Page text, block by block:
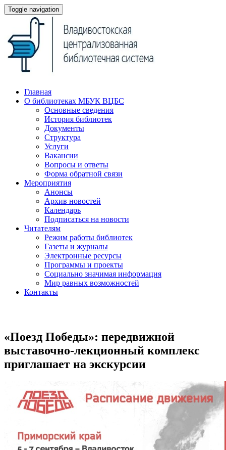
Toggle navigation
Главная
О библиотеках МБУК ВЦБС
Основные сведения
История библиотек
Документы
Структура
Услуги
Вакансии
Вопросы и ответы
Форма обратной связи
Мероприятия
Анонсы
Архив новостей
Календарь
Подписаться на новости
Читателям
Режим работы библиотек
Газеты и журналы
Электронные ресурсы
Программы и проекты
Социально значимая информация
Мир равных возможностей
Контакты
«Поезд Победы»: передвижной
выставочно-лекционный комплекс
приглашает на экскурсии